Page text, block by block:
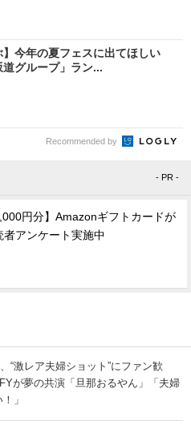
】今年の夏フェスに出てほしい
道グループ」ラン...
Recommended by
- PR -
円分】Amazonギフトカードが
者アンケート実施中
“激レア夫婦ショット”にファン歓
が夢の共演「旦那おるやん」「夫婦
」